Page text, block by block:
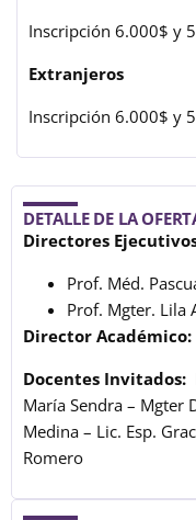
Inscripción 6.000$ y
Extranjeros
Inscripción 6.000$ y
DETALLE DE LA
Directores
Prof. Méd.
Prof. Mgter. Lila
Director Académico:
Docentes Invitados:
María Sendra – Mgter
Medina – Lic. Esp.
Romero